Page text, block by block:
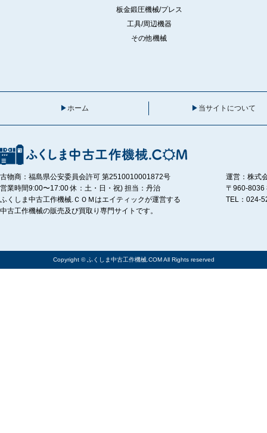
板金鍛圧機械/プレス
工具/周辺機器
その他機械
ホーム 当サイトについて
古物商：福島県公安委員会許可 第2510010001872号
営業時間9:00〜17:00 休：土・日・祝) 担当：丹治
ふくしま中古工作機械.ＣＯＭはエイティックが運営する
中古工作機械の販売及び買取り専門サイトです。
運営：株式
〒960-8036
TEL：024-
Copyright © ふくしま中古工作機械.COM All Rights reserved